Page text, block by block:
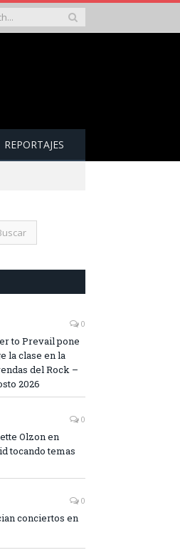
REPORTAJES
0
to Prevail pone
la clase en la
del Rock –
2026
0
Olzon en
tocando temas
0
conciertos en